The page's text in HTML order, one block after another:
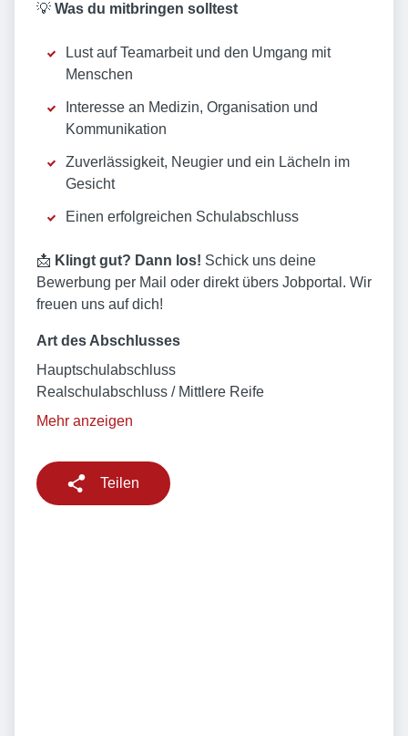
💡 Was du mitbringen solltest
Lust auf Teamarbeit und den Umgang mit
Menschen
Interesse an Medizin, Organisation und
Kommunikation
Zuverlässigkeit, Neugier und ein Lächeln im
Gesicht
Einen erfolgreichen Schulabschluss
📩 Klingt gut? Dann los! Schick uns deine
Bewerbung per Mail oder direkt übers Jobportal. Wir
freuen uns auf dich!
Art des Abschlusses
Hauptschulabschluss
Realschulabschluss / Mittlere Reife
Mehr anzeigen
Teilen